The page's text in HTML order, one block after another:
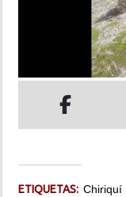
ETIQUETAS: Chiriquí